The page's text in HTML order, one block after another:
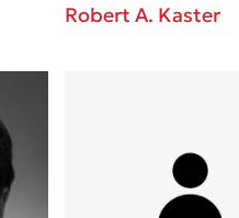
Robert A. Kaster